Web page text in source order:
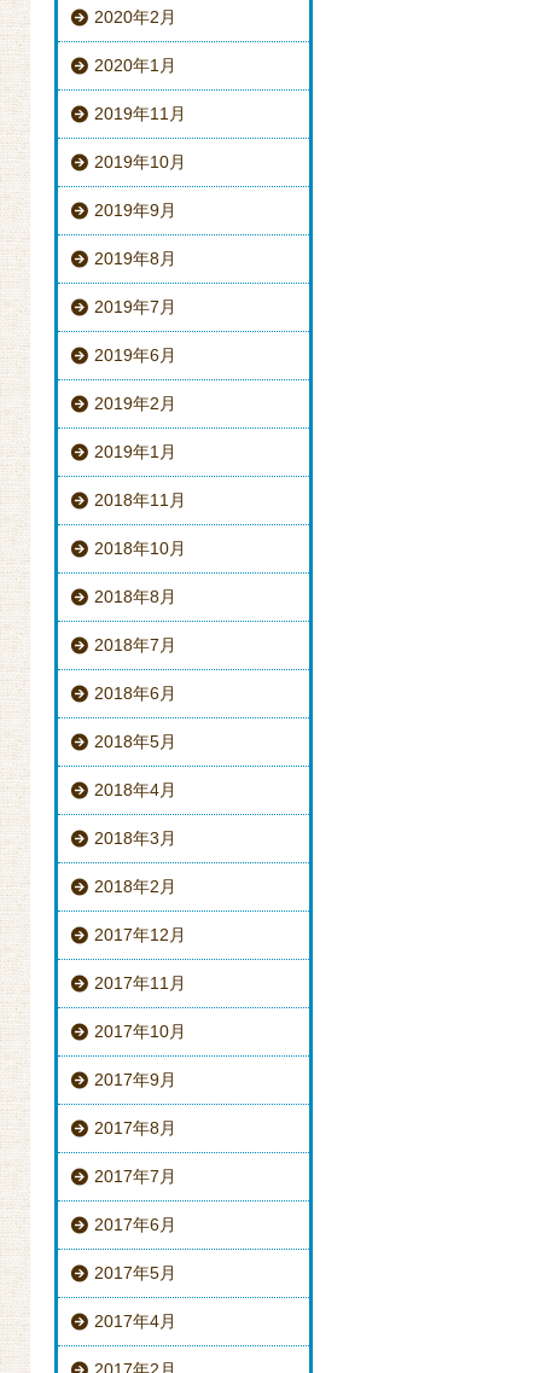
2020年2月
2020年1月
2019年11月
2019年10月
2019年9月
2019年8月
2019年7月
2019年6月
2019年2月
2019年1月
2018年11月
2018年10月
2018年8月
2018年7月
2018年6月
2018年5月
2018年4月
2018年3月
2018年2月
2017年12月
2017年11月
2017年10月
2017年9月
2017年8月
2017年7月
2017年6月
2017年5月
2017年4月